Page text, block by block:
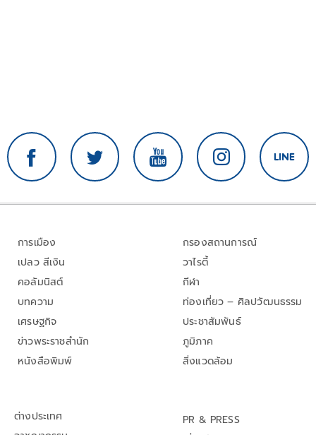
การเมือง
เปลว สีเงิน
คอลัมนิสต์
บทความ
เศรษฐกิจ
ข่าวพระราชสำนัก
หนังสือพิมพ์
กรองสถานการณ์
วาไรตี้
กีฬา
ท่องเที่ยว – ศิลปวัฒนธรรม
ประชาสัมพันธ์
ภูมิภาค
สิ่งแวดล้อม
ต่างประเทศ
PR & PRESS